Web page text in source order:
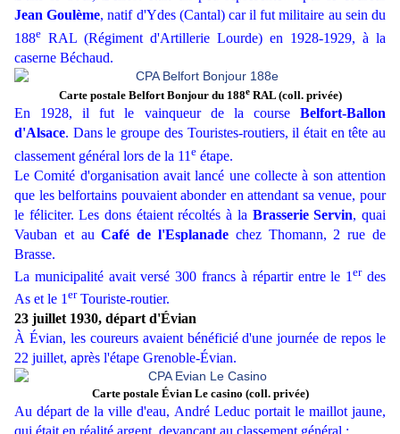
Jean Goulème, natif d'Ydes (Cantal) car il fut militaire au sein du
188e RAL (Régiment d'Artillerie Lourde) en 1928-1929, à la
caserne Béchaud.
Carte postale Belfort Bonjour du 188eRAL (coll. privée)
En 1928, il fut le vainqueur de la course Belfort-Ballon
d'Alsace. Dans le groupe des Touristes-routiers, il était en tête au
classement général lors de la 11 e étape.
Le Comité d'organisation avait lancé une collecte à son attention
que les belfortains pouvaient abonder en attendant sa venue, pour
le féliciter. Les dons étaient récoltés à la Brasserie Servin, quai
Vauban et auCafé de l'Esplanade chez Thomann, 2 rue de
Brasse.
La municipalité avait versé 300 francs à répartir entre le 1erdes
As et le 1 erTouriste-routier.
23 juillet 1930, départ d'Évian
À Évian, les coureurs avaient bénéficié d'une journée de repos le
22 juillet, après l'étape Grenoble-Évian.
Carte postale Évian Le casino (coll. privée)
Au départ de la ville d'eau, André Leduc portait le maillot jaune,